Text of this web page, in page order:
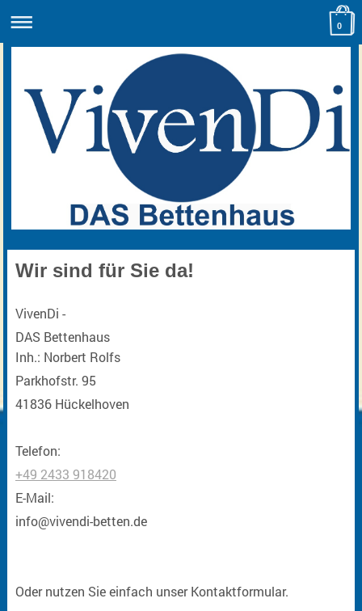
0
Wir sind für Sie da!
VivenDi -
DAS Bettenhaus
Inh.: Norbert Rolfs
Parkhofstr. 95
41836 Hückelhoven
Telefon:
+49 2433 918420
E-Mail:
info@vivendi-betten.de
Oder nutzen Sie einfach unser Kontaktformular.